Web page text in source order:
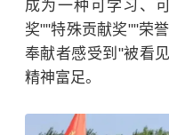
成为一种可学习、
奖""特殊贡献奖""荣
奉献者感受到"被看
精神富足。